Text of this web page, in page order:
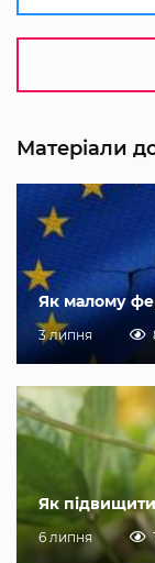
Матеріали
Як малому
3 липня
Як підвищити
6 липня